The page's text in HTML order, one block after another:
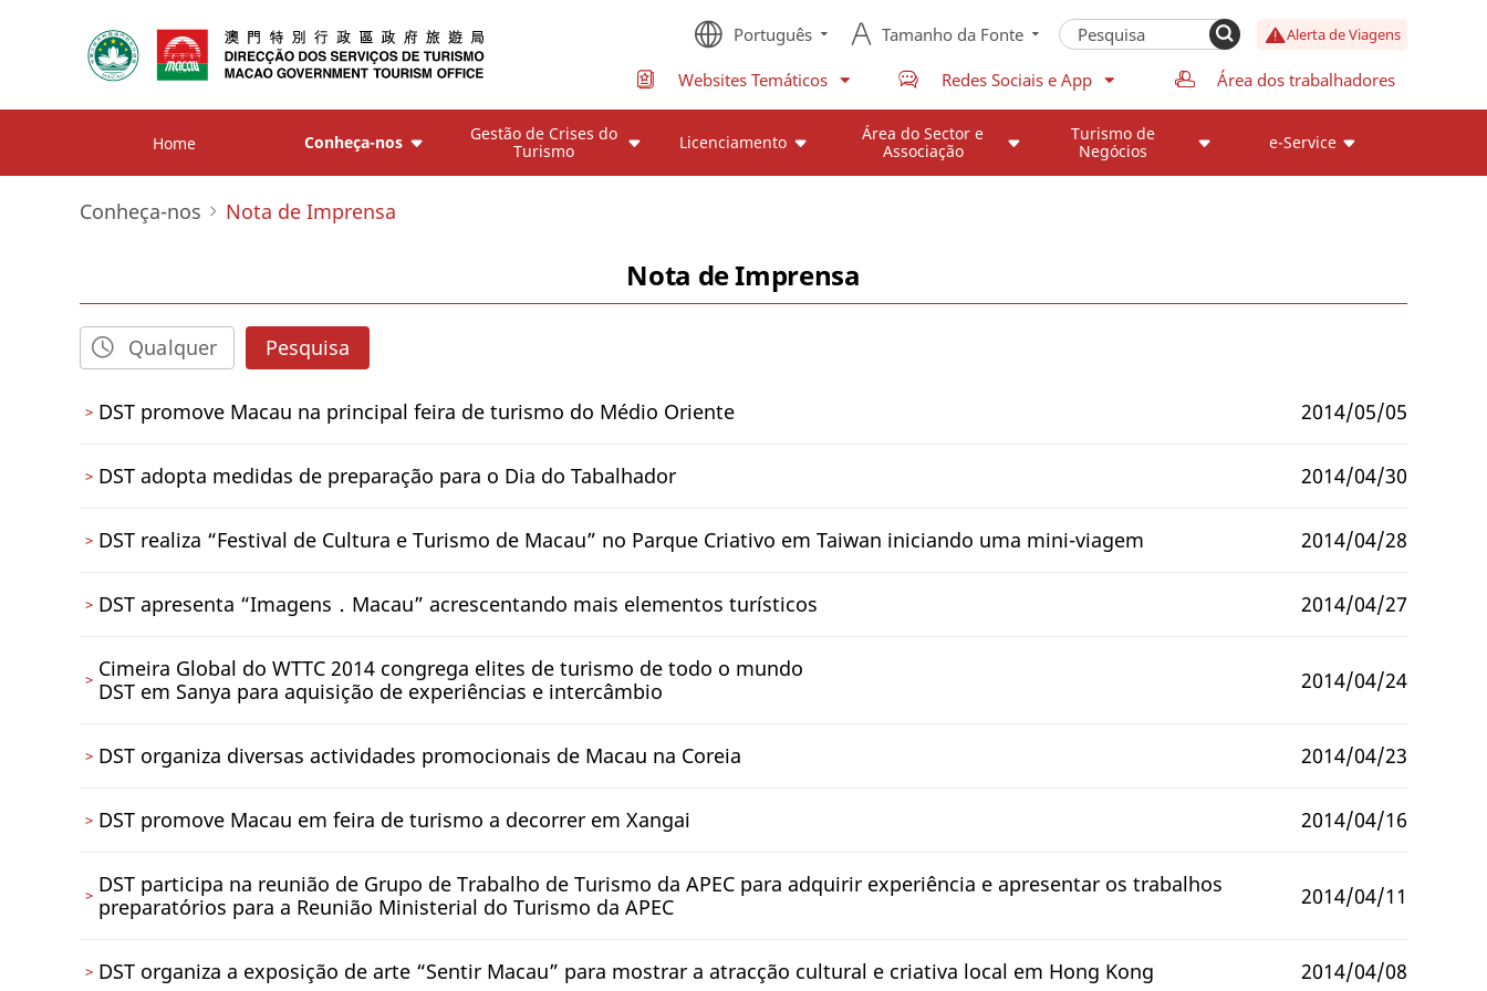
Português Tamanho da Fonte Alerta de Viagens
Websites Temáticos Redes Sociais e App Área dos trabalhadores
Home Conheça-nos
Gestão de Crises do
Turismo
Licenciamento
Área do Sector e
Associação
Turismo de
Negócios
e-Service
Conheça-nos Nota de Imprensa
Nota de Imprensa
Pesquisa
DST promove Macau na principal feira de turismo do Médio Oriente 2014/05/05
DST adopta medidas de preparação para o Dia do Tabalhador 2014/04/30
DST realiza “Festival de Cultura e Turismo de Macau” no Parque Criativo em Taiwan iniciando uma mini-viagem 2014/04/28
DST apresenta “Imagens．Macau” acrescentando mais elementos turísticos 2014/04/27
Cimeira Global do WTTC 2014 congrega elites de turismo de todo o mundo
DST em Sanya para aquisição de experiências e intercâmbio
2014/04/24
DST organiza diversas actividades promocionais de Macau na Coreia 2014/04/23
DST promove Macau em feira de turismo a decorrer em Xangai 2014/04/16
DST participa na reunião de Grupo de Trabalho de Turismo da APEC para adquirir experiência e apresentar os trabalhos
preparatórios para a Reunião Ministerial do Turismo da APEC
2014/04/11
DST organiza a exposição de arte “Sentir Macau” para mostrar a atracção cultural e criativa local em Hong Kong 2014/04/08